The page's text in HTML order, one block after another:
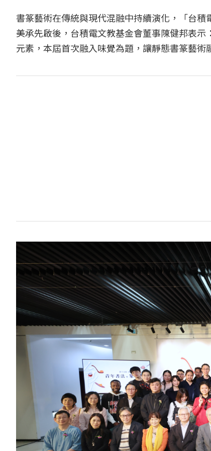
書篆藝術在傳統與現代混融中持續演化，「台
美承先啟後，台積電文教基金會董事陳健邦表
元素，本屆首次融入味覺為題，讓靜態書篆藝術